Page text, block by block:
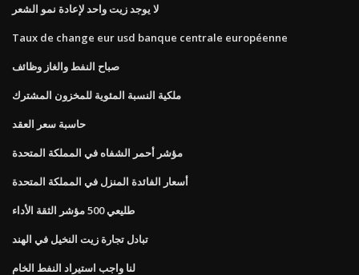
لا يوجد زيت واحد لإعادة نمو الشعر
Taux de change eur usd banque centrale européenne
صباح النفط والغاز وظائف
ملكية النسبة المئوية للمخزون المشترك
حاسبة سعر العقد
مؤشر أحمر الشفاه في المملكة المتحدة
أسعار الفائدة المنزل في المملكة المتحدة
طليعي 500 مؤشر الثقة الأداء
تبادل تجارة زيت النخيل في الهند
لنا واجب استيراد النفط الخام